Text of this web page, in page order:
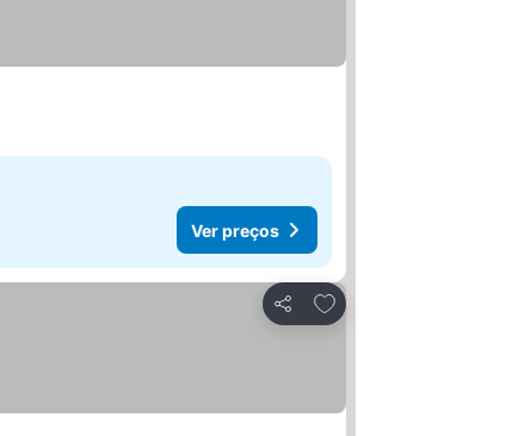
Ver preços
Partilhar
Adicionar aos favoritos